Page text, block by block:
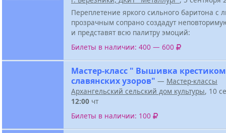
Переплетение яркого сильного баритона с
прозрачным сопрано создадут
и представят всю палитру эмоций:
Билеты в наличии: 400 — 600
Мастер-класс " Вышивка крестиком
славянских узоров" — Мастер-классы
Архангельский сельский дом культуры, 10
12:00 чт
Билеты в наличии: 100